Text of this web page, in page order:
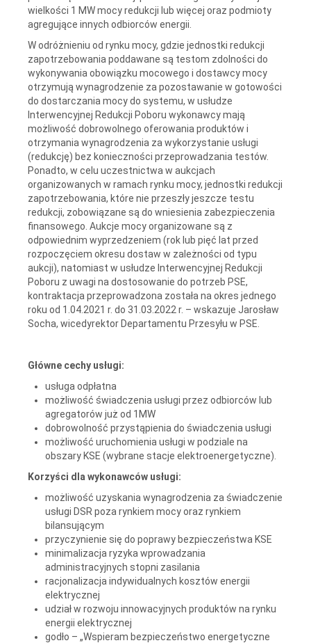
wielkości 1 MW mocy redukcji lub więcej oraz podmioty
agregujące innych odbiorców energii.
W odróżnieniu od rynku mocy, gdzie jednostki redukcji
zapotrzebowania poddawane są testom zdolności do
wykonywania obowiązku mocowego i dostawcy mocy
otrzymują wynagrodzenie za pozostawanie w gotowości
do dostarczania mocy do systemu, w usłudze
Interwencyjnej Redukcji Poboru wykonawcy mają
możliwość dobrowolnego oferowania produktów i
otrzymania wynagrodzenia za wykorzystanie usługi
(redukcję) bez konieczności przeprowadzania testów.
Ponadto, w celu uczestnictwa w aukcjach
organizowanych w ramach rynku mocy, jednostki redukcji
zapotrzebowania, które nie przeszły jeszcze testu
redukcji, zobowiązane są do wniesienia zabezpieczenia
finansowego. Aukcje mocy organizowane są z
odpowiednim wyprzedzeniem (rok lub pięć lat przed
rozpoczęciem okresu dostaw w zależności od typu
aukcji), natomiast w usłudze Interwencyjnej Redukcji
Poboru z uwagi na dostosowanie do potrzeb PSE,
kontraktacja przeprowadzona została na okres jednego
roku od 1.04.2021 r. do 31.03.2022 r. – wskazuje Jarosław
Socha, wicedyrektor Departamentu Przesyłu w PSE.
Główne cechy usługi:
usługa odpłatna
możliwość świadczenia usługi przez odbiorców lub
agregatorów już od 1MW
dobrowolność przystąpienia do świadczenia usługi
możliwość uruchomienia usługi w podziale na
obszary KSE (wybrane stacje elektroenergetyczne).
Korzyści dla wykonawców usługi:
możliwość uzyskania wynagrodzenia za świadczenie
usługi DSR poza rynkiem mocy oraz rynkiem
bilansującym
przyczynienie się do poprawy bezpieczeństwa KSE
minimalizacja ryzyka wprowadzania
administracyjnych stopni zasilania
racjonalizacja indywidualnych kosztów energii
elektrycznej
udział w rozwoju innowacyjnych produktów na rynku
energii elektrycznej
godło – „Wspieram bezpieczeństwo energetyczne